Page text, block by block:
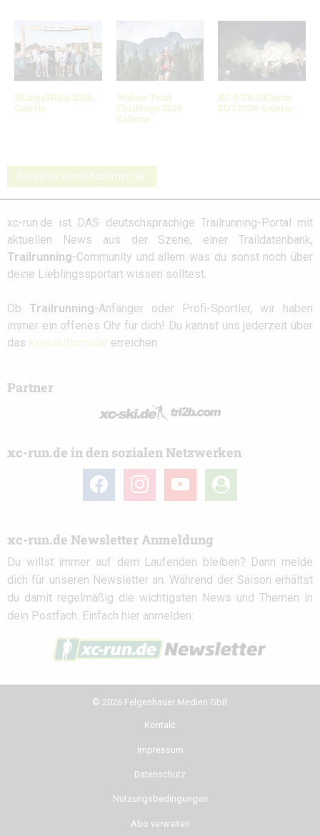
3Kings3Hills 2026:
Galerie
Walser Trail
Challenge 2026
Gallerie
XC-RUN.DE beim
ZUT2026: Galerie
Schreibe einen Kommentar
xc-run.de ist DAS deutschsprachige Trailrunning-Portal mit
aktuellen News aus der Szene, einer Traildatenbank,
Trailrunning-Community und allem was du sonst noch über
deine Lieblingssportart wissen solltest.
Ob Trailrunning-Anfänger oder Profi-Sportler, wir haben
immer ein offenes Ohr für dich! Du kannst uns jederzeit über
das Kontaktformular erreichen.
Partner
xc-run.de in den sozialen Netzwerken
facebook instagramyoutube
user-
circle
xc-run.de Newsletter Anmeldung
Du willst immer auf dem Laufenden bleiben? Dann melde
dich für unseren Newsletter an. Während der Saison erhältst
du damit regelmäßig die wichtigsten News und Themen in
dein Postfach. Einfach hier anmelden:
© 2026 Felgenhauer Medien GbR
Kontakt
Impressum
Datenschutz
Nutzungsbedingungen
Abo verwalten